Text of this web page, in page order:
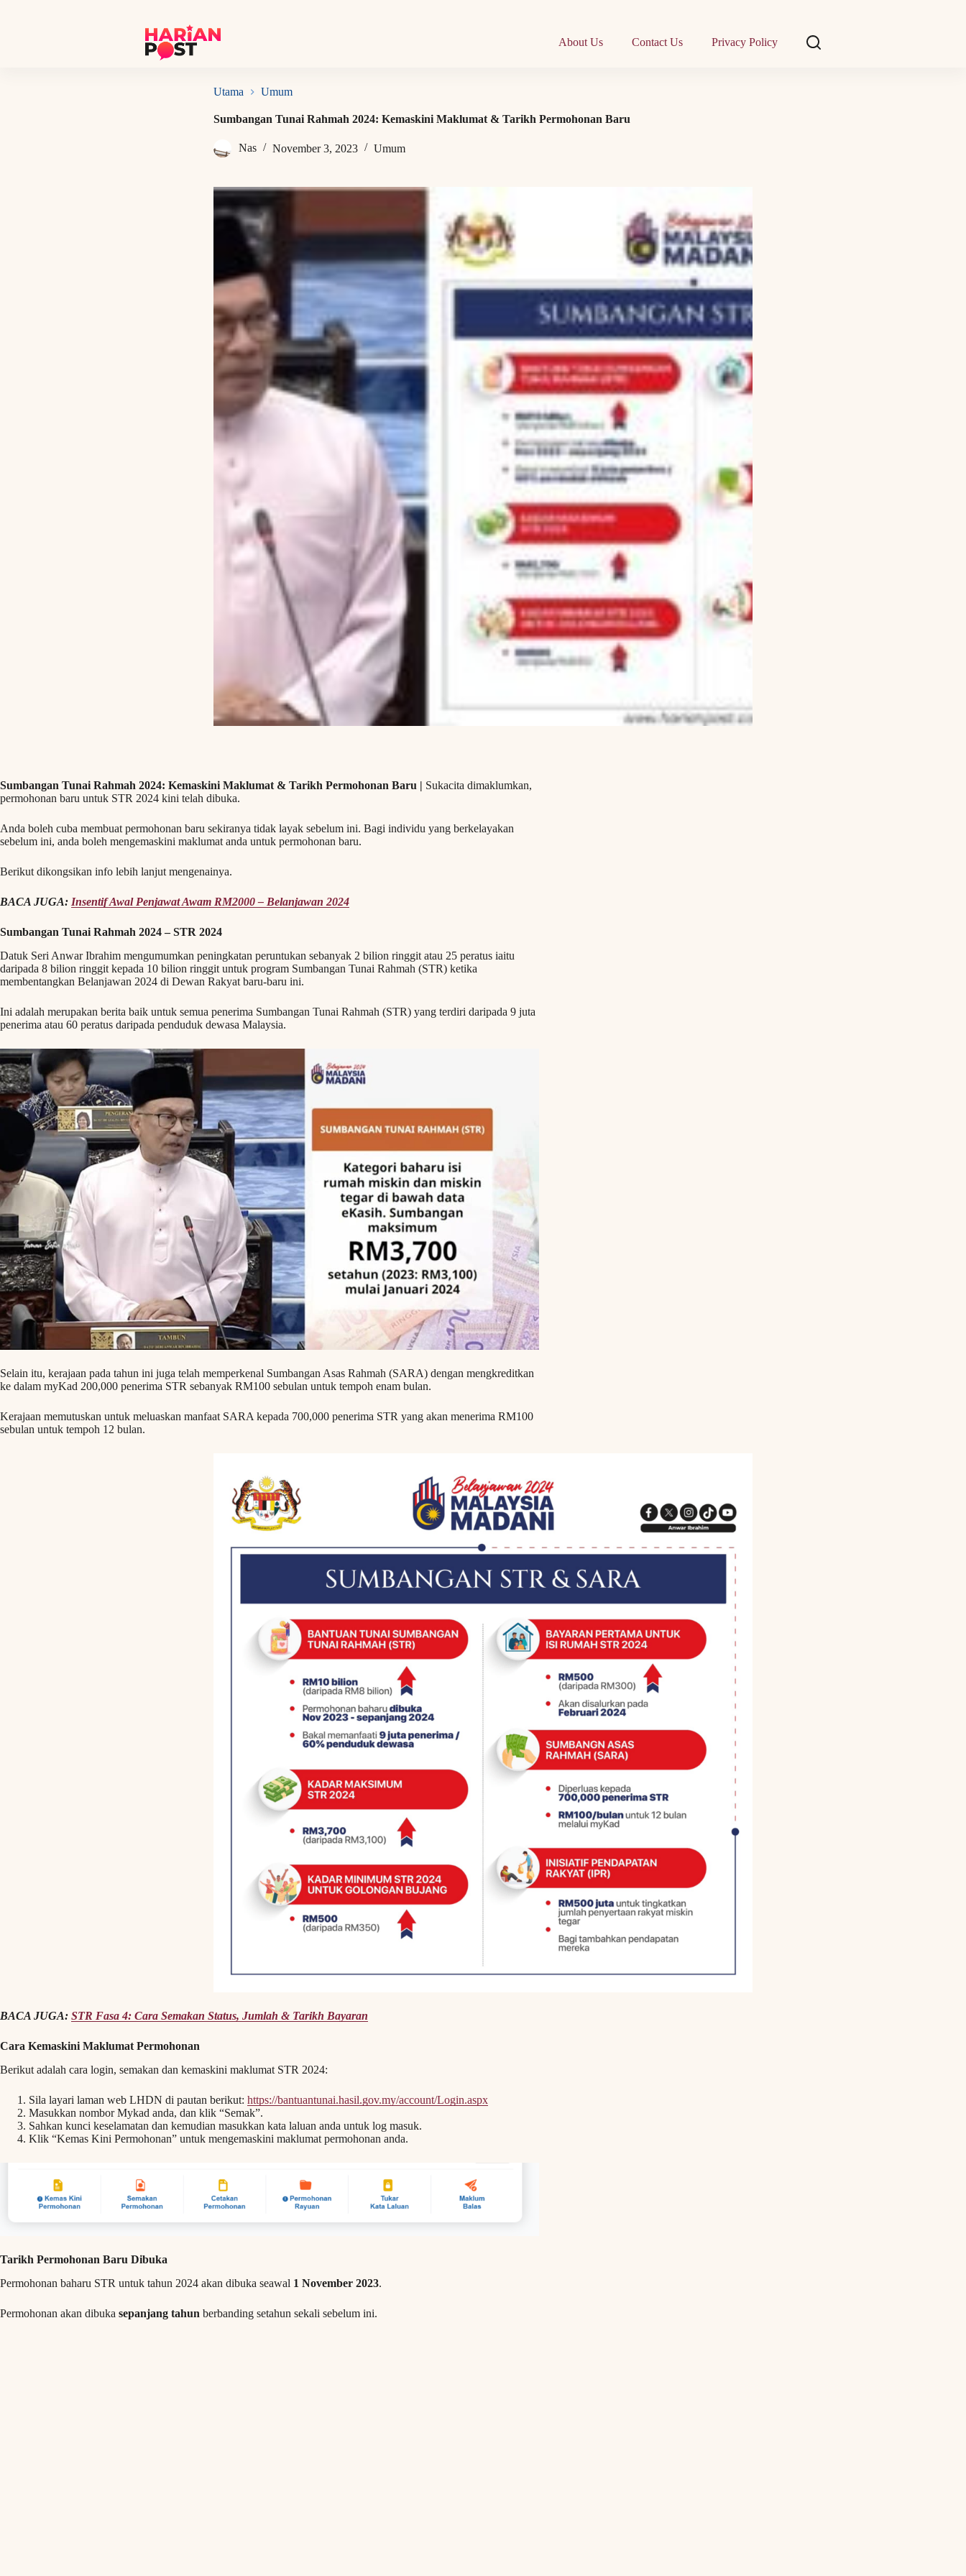
About Us Contact Us Privacy Policy
Utama Umum
Sumbangan Tunai Rahmah 2024: Kemaskini Maklumat & Tarikh Permohonan Baru
Nas November 3, 2023 Umum
Sumbangan Tunai Rahmah 2024: Kemaskini Maklumat & Tarikh Permohonan Baru | Sukacita dimaklumkan,
permohonan baru untuk STR 2024 kini telah dibuka.
Anda boleh cuba membuat permohonan baru sekiranya tidak layak sebelum ini. Bagi individu yang berkelayakan
sebelum ini, anda boleh mengemaskini maklumat anda untuk permohonan baru.
Berikut dikongsikan info lebih lanjut mengenainya.
BACA JUGA: Insentif Awal Penjawat Awam RM2000 – Belanjawan 2024
Sumbangan Tunai Rahmah 2024 – STR 2024
Datuk Seri Anwar Ibrahim mengumumkan peningkatan peruntukan sebanyak 2 bilion ringgit atau 25 peratus iaitu
daripada 8 bilion ringgit kepada 10 bilion ringgit untuk program Sumbangan Tunai Rahmah (STR) ketika
membentangkan Belanjawan 2024 di Dewan Rakyat baru-baru ini.
Ini adalah merupakan berita baik untuk semua penerima Sumbangan Tunai Rahmah (STR) yang terdiri daripada 9 juta
penerima atau 60 peratus daripada penduduk dewasa Malaysia.
Selain itu, kerajaan pada tahun ini juga telah memperkenal Sumbangan Asas Rahmah (SARA) dengan mengkreditkan
ke dalam myKad 200,000 penerima STR sebanyak RM100 sebulan untuk tempoh enam bulan.
Kerajaan memutuskan untuk meluaskan manfaat SARA kepada 700,000 penerima STR yang akan menerima RM100
sebulan untuk tempoh 12 bulan.
BACA JUGA: STR Fasa 4: Cara Semakan Status, Jumlah & Tarikh Bayaran
Cara Kemaskini Maklumat Permohonan
Berikut adalah cara login, semakan dan kemaskini maklumat STR 2024:
Sila layari laman web LHDN di pautan berikut: https://bantuantunai.hasil.gov.my/account/Login.aspx
Masukkan nombor Mykad anda, dan klik “Semak”.
Sahkan kunci keselamatan dan kemudian masukkan kata laluan anda untuk log masuk.
Klik “Kemas Kini Permohonan” untuk mengemaskini maklumat permohonan anda.
Tarikh Permohonan Baru Dibuka
Permohonan baharu STR untuk tahun 2024 akan dibuka seawal 1 November 2023.
Permohonan akan dibuka sepanjang tahun berbanding setahun sekali sebelum ini.